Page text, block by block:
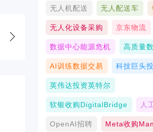
无人机配送 无人配送车
无人化设备采购 京东物流
数据中心能源危机 高质量
AI训练数据交易 科技巨头
英伟达投资英特尔
软银收购DigitalBridge 人
OpenAI招聘 Meta收购